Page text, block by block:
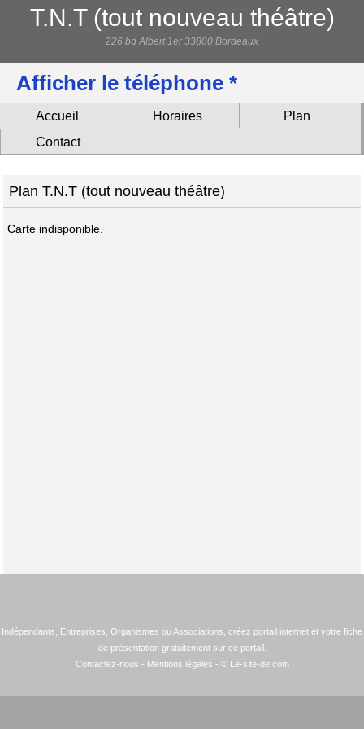
T.N.T (tout nouveau théâtre)
226 bd Albert 1er 33800 Bordeaux
Afficher le téléphone *
Accueil Horaires
Plan
Contact
Plan T.N.T (tout nouveau théâtre)
Carte indisponible.
Indépendants, Entreprises, Organismes ou Associations, créez portail internet et votre fiche
de présentation gratuitement sur ce portail.
Contactez-nous - Mentions légales - © Le-site-de.com